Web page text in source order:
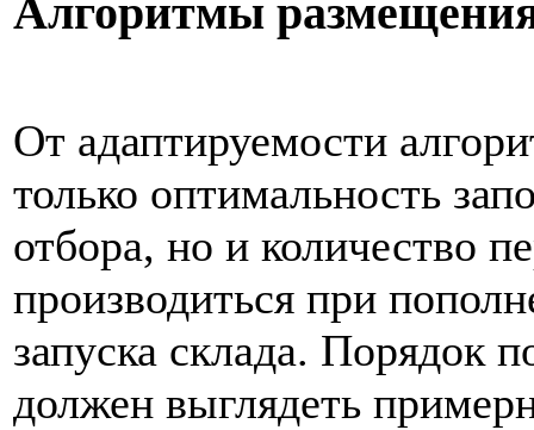
Алгоритмы
От адаптируемости
только оптимальность
отбора, но и количество
производиться при
запуска склада. Порядок
должен выглядеть